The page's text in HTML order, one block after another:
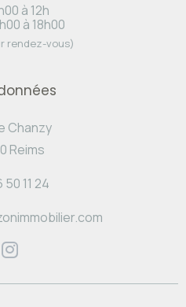
à 12h
à 18h00
rendez-vous)
Chanzy
Reims
50 11 24